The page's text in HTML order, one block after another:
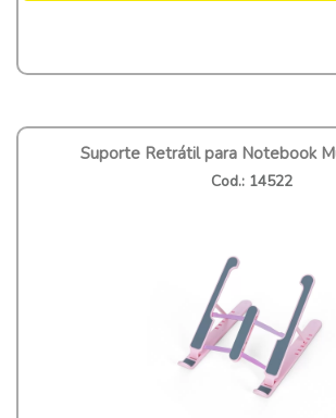
Suporte Retrátil para Notebook
Cod.: 14522